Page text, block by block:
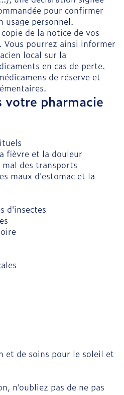
pour confirmer
usage personnel.
de la notice de vos
Vous pourrez ainsi informer
local sur la
en cas de perte.
de réserve et
votre pharmacie
fièvre et la douleur
des transports
maux d'estomac et la
d'insectes
et de soins pour le soleil et
n’oubliez pas de ne pas